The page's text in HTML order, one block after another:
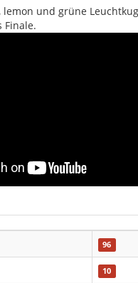
lemon und grüne
Finale.
96
10